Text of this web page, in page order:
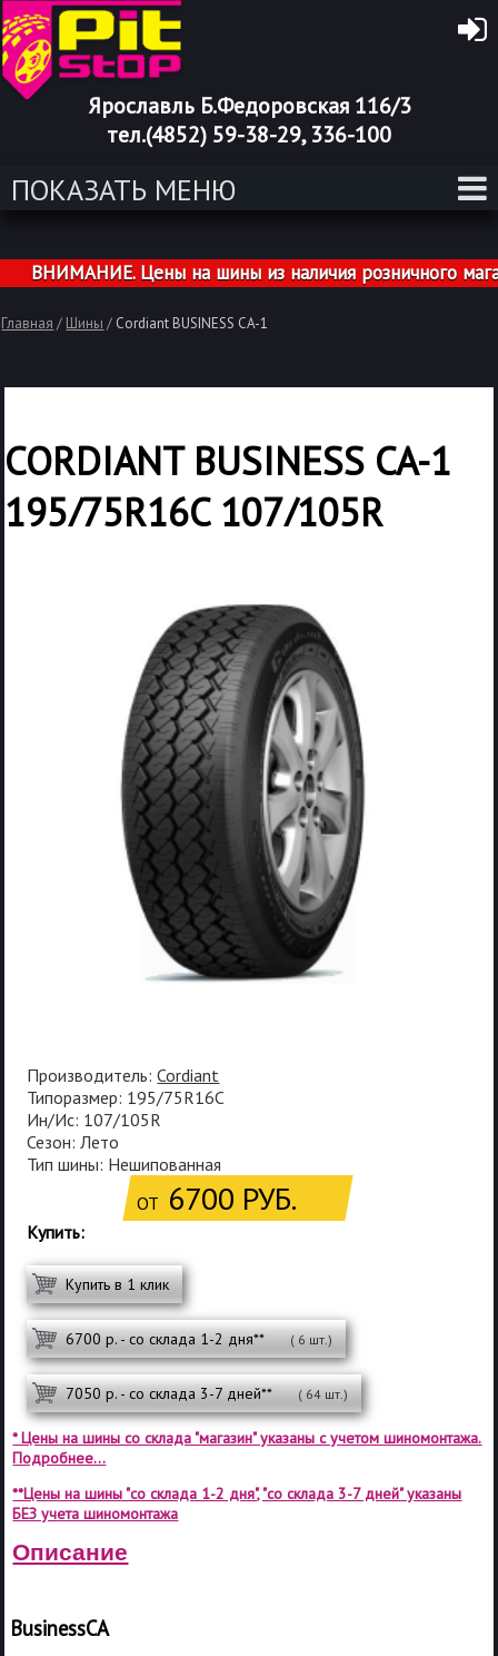
Ярославль Б.Федоровская 116/3
тел.(4852) 59-38-29, 336-100
ПОКАЗАТЬ МЕНЮ
ВНИМАНИЕ. Цены на шины из наличия розничного
Главная / Шины / Cordiant BUSINESS CA-1
CORDIANT BUSINESS CA-1
195/75R16C 107/105R
Производитель:Cordiant
Типоразмер: 195/75R16C
Ин/Ис: 107/105R
Сезон: Лето
Тип шины: Нешипованная
ОТ 6700 РУБ.
Купить:
Купить в 1 клик
6700 р. - со склада 1-2 дня** ( 6 шт.)
7050 р. - со склада 3-7 дней** ( 64 шт.)
* Цены на шины со склада "магазин" указаны с учетом шиномонтажа.
Подробнее...
**Цены на шины "со склада 1-2 дня", "со склада 3-7 дней" указаны
БЕЗ учета шиномонтажа
Описание
BusinessCA